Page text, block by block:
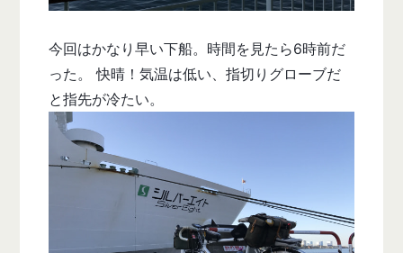
今回はかなり早い下船。時間を見たら6時前だ
った。 快晴！気温は低い、指切りグローブだ
と指先が冷たい。